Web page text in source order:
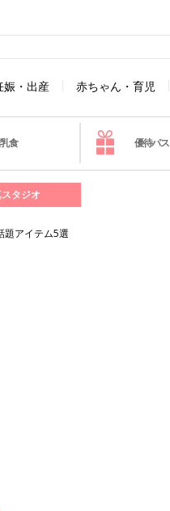
娠・出産 赤ちゃん・育児
食 優待パス
タジオ
題アイテム5選